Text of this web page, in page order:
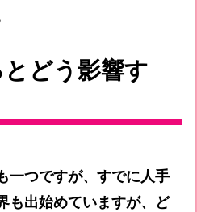
どう影響す
一つですが、すでに人手
も出始めていますが、ど